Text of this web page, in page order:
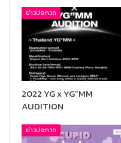
ข่าวประกวด
2022 YG x YG”MM
AUDITION
ข่าวประกวด